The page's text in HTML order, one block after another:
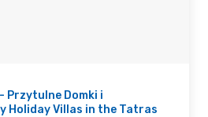
Przytulne Domki i
Holiday Villas in the Tatras